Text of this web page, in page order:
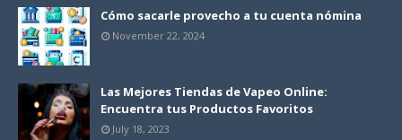
Cómo sacarle provecho a tu cuenta nómina
November 22, 2024
Las Mejores Tiendas de Vapeo Online:
Encuentra tus Productos Favoritos
July 18, 2023